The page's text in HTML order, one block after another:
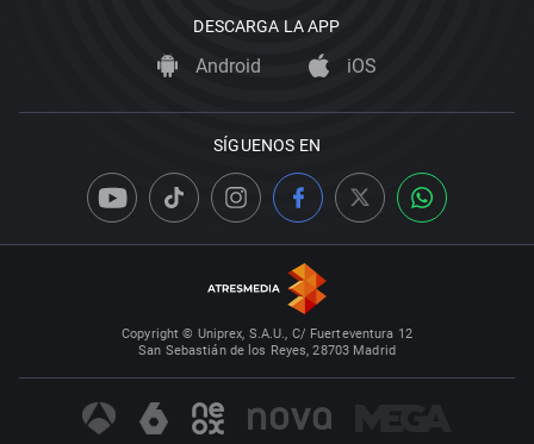
DESCARGA LA APP
Android iOS
SÍGUENOS EN
Copyright © Uniprex, S.A.U., C/ Fuerteventura 12
San Sebastián de los Reyes, 28703 Madrid